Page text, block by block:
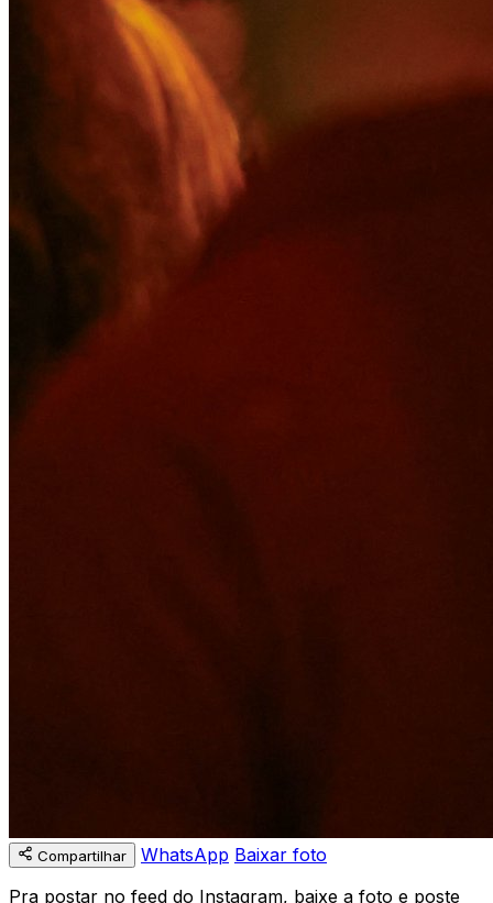
Compartilhar WhatsApp Baixar foto
Pra postar no feed do Instagram, baixe a foto e poste